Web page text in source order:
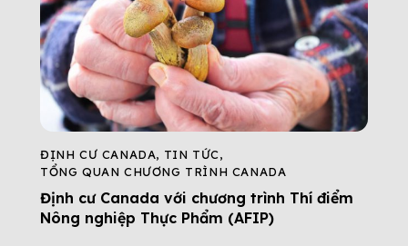
ĐỊNH CƯ CANADA, TIN TỨC,
TỔNG QUAN CHƯƠNG TRÌNH CANADA
Định cư Canada với chương trình Thí điểm
Nông nghiệp Thực Phẩm (AFIP)